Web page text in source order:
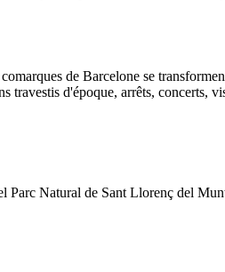
de Barcelone se
travestis d'époque, arrêts,
Natural de Sant Llorenç del